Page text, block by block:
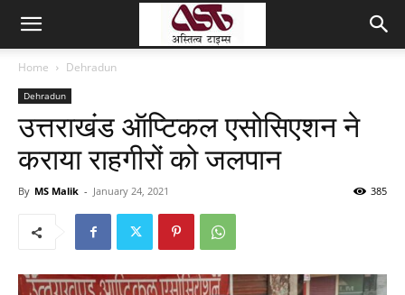
Home Dehradun
Dehradun
उत्तराखंड ऑप्टिकल एसोसिएशन ने
कराया राहगीरों को जलपान
By MS Malik - January 24, 2021 385